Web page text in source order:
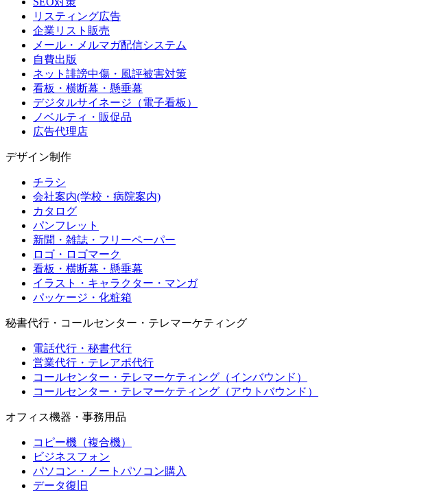
リスティング広告
企業リスト販売
メール・メルマガ配信システム
自費出版
ネット誹謗中傷・風評被害対策
看板・横断幕・懸垂幕
デジタルサイネージ（電子看板）
ノベルティ・販促品
広告代理店
デザイン制作
チラシ
会社案内(学校・病院案内)
カタログ
パンフレット
新聞・雑誌・フリーペーパー
ロゴ・ロゴマーク
看板・横断幕・懸垂幕
イラスト・キャラクター・マンガ
パッケージ・化粧箱
秘書代行・コールセンター・テレマーケティング
電話代行・秘書代行
営業代行・テレアポ代行
コールセンター・テレマーケティング（インバウンド）
コールセンター・テレマーケティング（アウトバウンド）
オフィス機器・事務用品
コピー機（複合機）
ビジネスフォン
パソコン・ノートパソコン購入
データ復旧